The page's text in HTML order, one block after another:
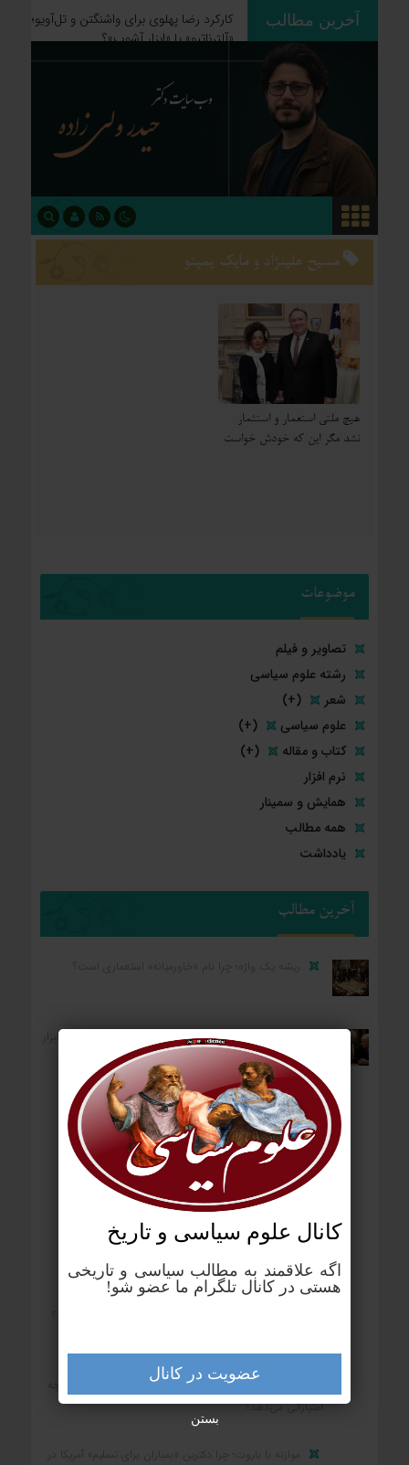
آخرین مطالب
کارکرد رضا پهلوی برای واشنگتن و تل‌آویو؛
«آلترناتیو» یا «ابزار آشوب»؟
مسیح علینژاد و مایک پمپئو
هیچ ملتی استعمار و استثمار
نشد مگر این که خودش خواست
موضوعات
تصاویر و فیلم
رشته علوم سیاسی
شعر
(+)
علوم سیاسی
(+)
کتاب و مقاله
(+)
نرم افزار
همایش و سمینار
همه مطالب
یادداشت
آخرین مطالب
ریشه یک واژه؛ چرا نام «خاورمیانه» استعماری است؟
کارکرد رضا پهلوی برای واشنگتن و تل‌آویو؛ «آلترناتیو» یا «ابزار
آشوب»؟
ردپای استعمار بر جغرافیای سیاسی؛ چگونه فاتحان نام
کشورهای امروز را نوشتند؟
آمریکا: از مستعمره بریتانیا تا ایالات متحده
بزرگ‌ترین رنج بشر چیست؟
کشوری که در جنگ شکست می‌خورد و تسلیم می‌شود، چه
امتیازاتی می‌دهد؟
موازنه با باروت؛ چرا دکترین «بمباران برای تسلیم» آمریکا در
کانال علوم‌ سیاسی و تاریخ
اگه علاقمند به مطالب سیاسی و تاریخی
هستی در کانال تلگرام ما عضو شو!
عضویت در کانال
بستن